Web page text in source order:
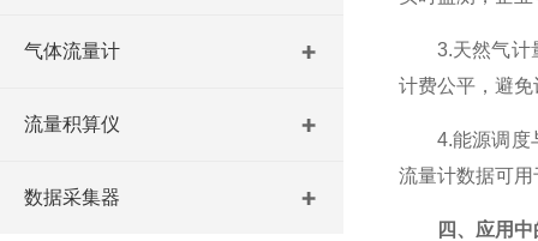
气体流量计
流量积算仪
数据采集器
3.天然气计量
计费公平，避
4.能源调度与
流量计数据可
四、应用